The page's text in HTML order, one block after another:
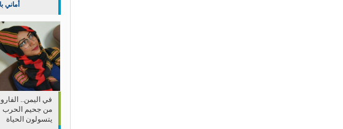
أماني
في اليمن..
من جحيم الحرب
يتسولون الحياة